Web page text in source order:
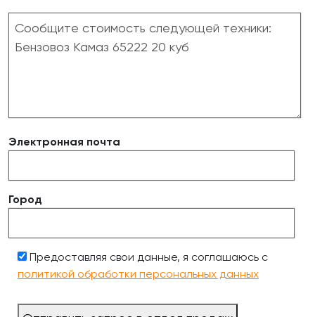
Электронная почта
Город
Предоставляя свои данные, я соглашаюсь с
политикой обработки персональных данных